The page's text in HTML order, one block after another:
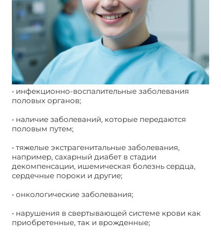
• инфекционно-воспалительные заболевания
половых органов;
• наличие заболеваний, которые передаются
половым путем;
• тяжелые экстрагенитальные заболевания,
например, сахарный диабет в стадии
декомпенсации, ишемическая болезнь сердца,
сердечные пороки и другие;
• онкологические заболевания;
• нарушения в свертывающей системе крови как
приобретенные, так и врожденные;